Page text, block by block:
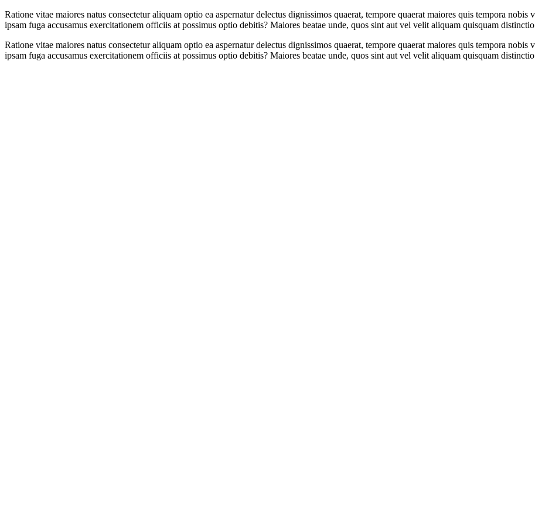
Ratione vitae maiores natus consectetur aliquam optio ea aspernatur delectus dignissimos quaerat, tempore quaerat maiores quis tempora
ipsam fuga accusamus exercitationem officiis at possimus optio debitis? Maiores beatae unde, quos sint aut vel velit aliquam quisquam
Ratione vitae maiores natus consectetur aliquam optio ea aspernatur delectus dignissimos quaerat, tempore quaerat maiores quis tempora
ipsam fuga accusamus exercitationem officiis at possimus optio debitis? Maiores beatae unde, quos sint aut vel velit aliquam quisquam